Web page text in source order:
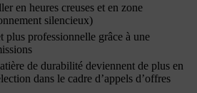
en heures creuses et en zone
silencieux)
plus professionnelle grâce à une
de durabilité deviennent de plus en
dans le cadre d’appels d’offres